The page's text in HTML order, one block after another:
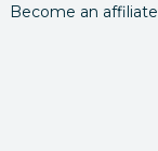
Become an affiliate